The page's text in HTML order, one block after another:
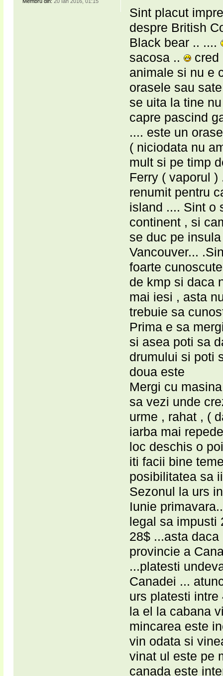
Sint placut
despre British
Black bear .. ....
sacosa ..
cred
animale si nu e
orasele sau
se uita la tine
capre pascind
.... este un
( niciodata nu
mult si pe timp
Ferry ( vaporul
renumit pentru
island .... Sint o
continent , si
se duc pe
Vancouver...
foarte
de kmp si daca
mai iesi , asta
trebuie sa
Prima e sa
si asea poti sa
drumului si poti
doua este
Mergi cu
sa vezi unde
urme , rahat , (
iarba mai
loc deschis o
iti facii bine
posibilitatea sa
Sezonul la urs
Iunie
legal sa impusti
28$ ...asta
provincie a
...platesti
Canadei ...
urs platesti
la el la cabana
mincarea este
vin odata si
vinat ul este pe
canada este